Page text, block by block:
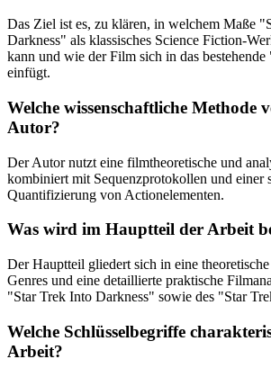
Das Ziel ist es, zu klären, in welchem Maße
Darkness" als klassisches Science Fiction-
kann und wie der Film sich in das
einfügt.
Welche wissenschaftliche Methode
Autor?
Der Autor nutzt eine filmtheoretische und
kombiniert mit Sequenzprotokollen und einer
Quantifizierung von Actionelementen.
Was wird im Hauptteil der Arbeit
Der Hauptteil gliedert sich in eine
Genres und eine detaillierte praktische
"Star Trek Into Darkness" sowie des "Star
Welche Schlüsselbegriffe
Arbeit?